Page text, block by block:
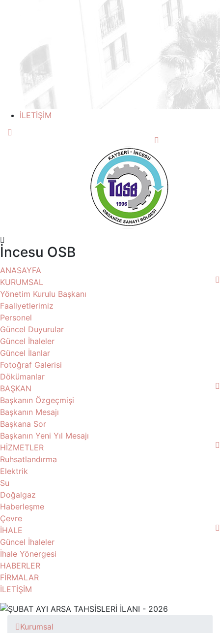
İLETİŞİM
İncesu OSB
ANASAYFA
KURUMSAL
Yönetim Kurulu Başkanı
Faaliyetlerimiz
Personel
Güncel Duyurular
Güncel İhaleler
Güncel İlanlar
Fotoğraf Galerisi
Dökümanlar
BAŞKAN
Başkanın Özgeçmişi
Başkanın Mesajı
Başkana Sor
Başkanın Yeni Yıl Mesajı
HİZMETLER
Ruhsatlandırma
Elektrik
Su
Doğalgaz
Haberleşme
Çevre
İHALE
Güncel İhaleler
İhale Yönergesi
HABERLER
FİRMALAR
İLETİŞİM
Kurumsal